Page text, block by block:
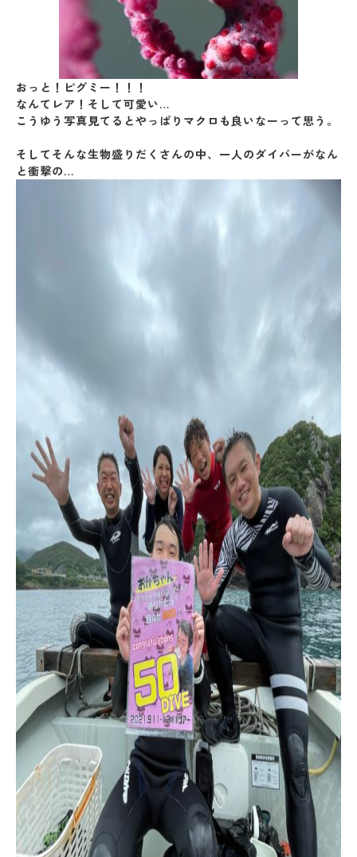
おっと！ピグミー！！！
なんてレア！そして可愛い…
こうゆう写真見てるとやっぱりマクロも良いなーって思う。
そしてそんな生物盛りだくさんの中、一人のダイバーがなん
と衝撃の…